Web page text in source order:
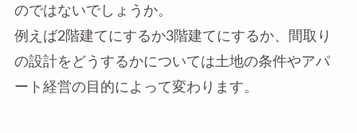
のではないでしょうか。
例えば2階建てにするか3階建てにするか、間取り
の設計をどうするかについては土地の条件やアパ
ート経営の目的によって変わります。